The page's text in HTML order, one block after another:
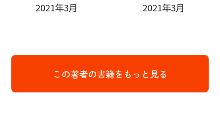
2021年3月 2021年3月
この著者の書籍をもっと見る